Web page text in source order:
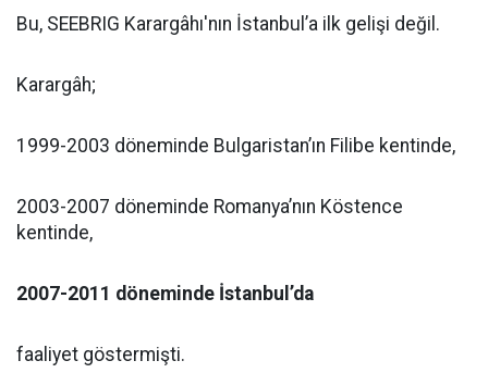
Bu, SEEBRIG Karargâhı'nın İstanbul’a ilk gelişi değil.
Karargâh;
1999-2003 döneminde Bulgaristan’ın Filibe kentinde,
2003-2007 döneminde Romanya’nın Köstence
kentinde,
2007-2011 döneminde İstanbul’da
faaliyet göstermişti.